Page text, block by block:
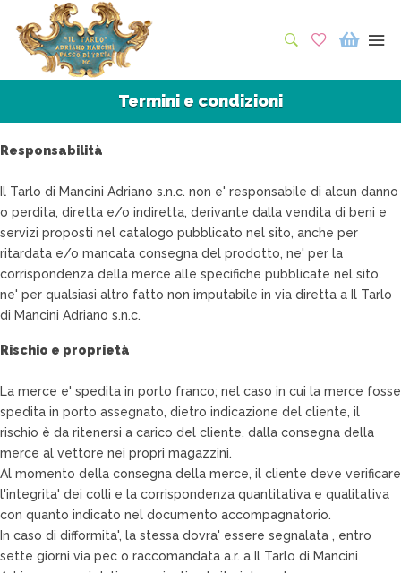
Termini e condizioni
Responsabilità
Il Tarlo di Mancini Adriano s.n.c. non e' responsabile di alcun danno
o perdita, diretta e/o indiretta, derivante dalla vendita di beni e
servizi proposti nel catalogo pubblicato nel sito, anche per
ritardata e/o mancata consegna del prodotto, ne' per la
corrispondenza della merce alle specifiche pubblicate nel sito,
ne' per qualsiasi altro fatto non imputabile in via diretta a Il Tarlo
di Mancini Adriano s.n.c.
Rischio e proprietà
La merce e' spedita in porto franco; nel caso in cui la merce fosse
spedita in porto assegnato, dietro indicazione del cliente, il
rischio è da ritenersi a carico del cliente, dalla consegna della
merce al vettore nei propri magazzini.
Al momento della consegna della merce, il cliente deve verificare
l'integrita' dei colli e la corrispondenza quantitativa e qualitativa
con quanto indicato nel documento accompagnatorio.
In caso di difformita', la stessa dovra' essere segnalata , entro
sette giorni via pec o raccomandata a.r. a Il Tarlo di Mancini